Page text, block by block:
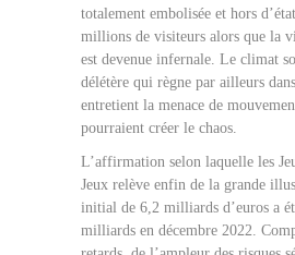
totalement embolisée et hors
millions de visiteurs alors que la
est devenue infernale. Le climat
délétère qui règne par ailleurs
entretient la menace de
pourraient créer le chaos.
L’affirmation selon laquelle les
Jeux relève enfin de la grande
initial de 6,2 milliards d’euros a
milliards en décembre 2022.